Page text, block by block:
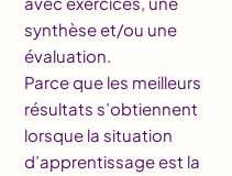
synthèse et/ou une
évaluation.
Parce que les meilleurs
résultats s’obtiennent
lorsque la situation
d’apprentissage est la